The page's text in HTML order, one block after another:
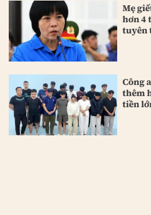
Mẹ
hơn 4
tuyên
Công
thêm
tiền